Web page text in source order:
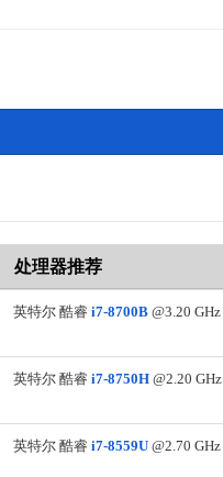
处理器推荐
英特尔 酷睿 i7-8700B@3.20 GHz
英特尔 酷睿 i7-8750H@2.20 GHz
英特尔 酷睿 i7-8559U@2.70 GHz